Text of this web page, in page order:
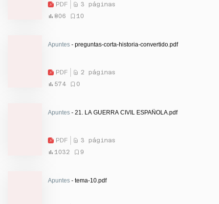
PDF
3 páginas
806
10
Apuntes - preguntas-corta-historia-convertido.pdf
PDF
2 páginas
574
0
Apuntes - 21. LA GUERRA CIVIL ESPAÑOLA.pdf
PDF
3 páginas
1032
9
Apuntes - tema-10.pdf